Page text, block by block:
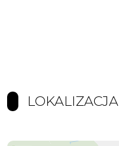
LOKALIZACJA